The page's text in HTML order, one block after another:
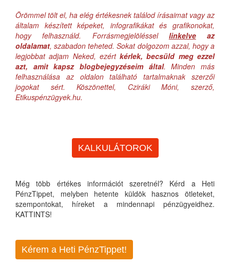
Örömmel tölt el, ha elég értékesnek találod írásaimat vagy az
általam készített képeket, infografikákat és grafikonokat,
hogy felhasználd. Forrásmegjelöléssel linkelveaz
oldalamat, szabadon teheted. Sokat dolgozom azzal, hogy a
legjobbat adjam Neked, ezértkérlek, becsüld meg ezzel
azt, amit kapsz blogbejegyzéseim által. Minden más
felhasználása az oldalon található tartalmaknak szerzői
jogokat sért. Köszönettel, Cziráki Móni, szerző,
Etikuspénzügyek.hu.
KALKULÁTOROK
Még több értékes információt szeretnél? Kérd a Heti
PénzTippet, melyben hetente küldök hasznos ötleteket,
szempontokat, híreket a mindennapi pénzügyeidhez.
KATTINTS!
Kérem a Heti PénzTippet!